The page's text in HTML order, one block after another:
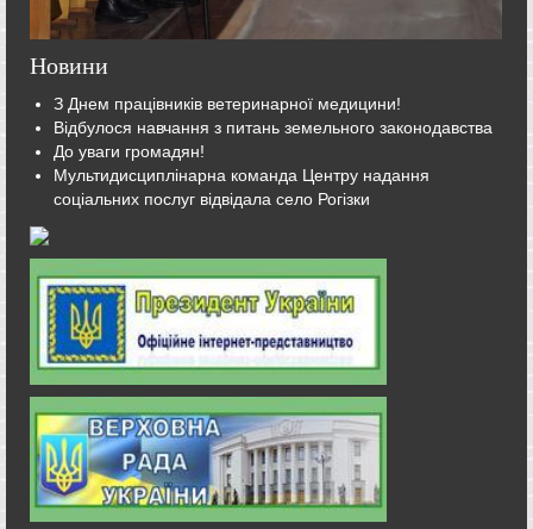
Новини
З Днем працівників ветеринарної медицини!
Відбулося навчання з питань земельного законодавства
До уваги громадян!
Мультидисциплінарна команда Центру надання
соціальних послуг відвідала село Рогізки